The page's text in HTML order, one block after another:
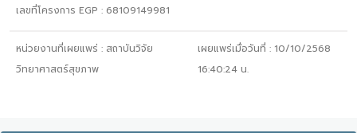
เลขที่โครงการ EGP : 68109149981
หน่วยงานที่เผยแพร่ : สถาบันวิจัย
วิทยาศาสตร์สุขภาพ
เผยแพร่เมื่อวันที่ : 10/10/2568
16:40:24น.